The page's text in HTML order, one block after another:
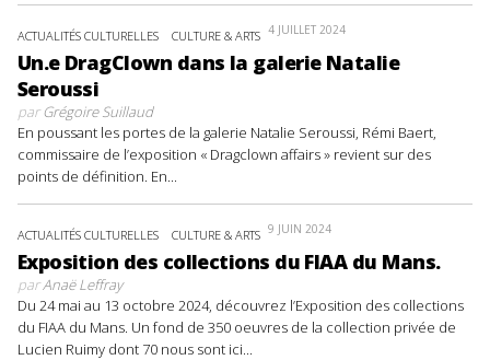
ACTUALITÉS CULTURELLES CULTURE & ARTS 4 JUILLET 2024
Un.e DragClown dans la galerie Natalie
Seroussi
parGrégoire Suillaud
En poussant les portes de la galerie Natalie Seroussi, Rémi Baert,
commissaire de l’exposition « Dragclown affairs » revient sur des
points de définition. En...
ACTUALITÉS CULTURELLES CULTURE & ARTS 9 JUIN 2024
Exposition des collections du FIAA du Mans.
parAnaë Leffray
Du 24 mai au 13 octobre 2024, découvrez l’Exposition des collections
du FIAA du Mans. Un fond de 350 oeuvres de la collection privée de
Lucien Ruimy dont 70 nous sont ici...